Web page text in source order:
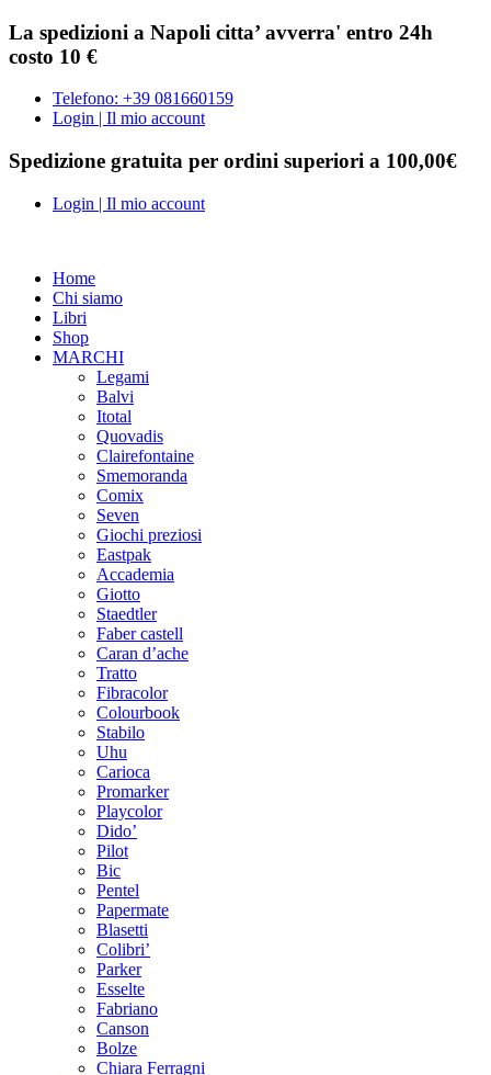
La spedizioni a Napoli citta’ avverra' entro 24h
costo 10 €
Telefono: +39 081660159
Login | Il mio account
Spedizione gratuita per ordini superiori a 100,00€
Login | Il mio account
Home
Chi siamo
Libri
Shop
MARCHI
Legami
Balvi
Itotal
Quovadis
Clairefontaine
Smemoranda
Comix
Seven
Giochi preziosi
Eastpak
Accademia
Giotto
Staedtler
Faber castell
Caran d’ache
Tratto
Fibracolor
Colourbook
Stabilo
Uhu
Carioca
Promarker
Playcolor
Dido’
Pilot
Bic
Pentel
Papermate
Blasetti
Colibri’
Parker
Esselte
Fabriano
Canson
Bolze
Chiara Ferragni